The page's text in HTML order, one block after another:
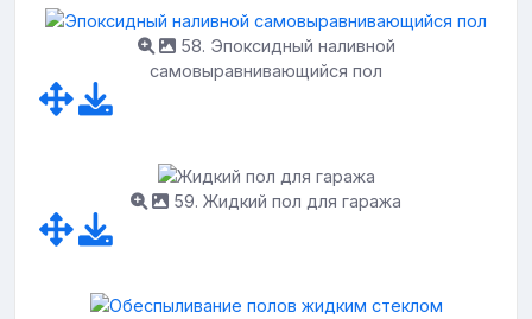
58. Эпоксидный наливной
самовыравнивающийся пол
59. Жидкий пол для гаража